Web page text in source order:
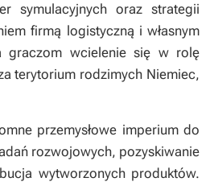
symulacyjnych oraz strategii
firmą logistyczną i własnym
graczom wcielenie się w rolę
terytorium rodzimych Niemiec,
przemysłowe imperium do
rozwojowych, pozyskiwanie
wytworzonych produktów.